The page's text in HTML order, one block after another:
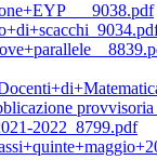
2022_8799.pdf